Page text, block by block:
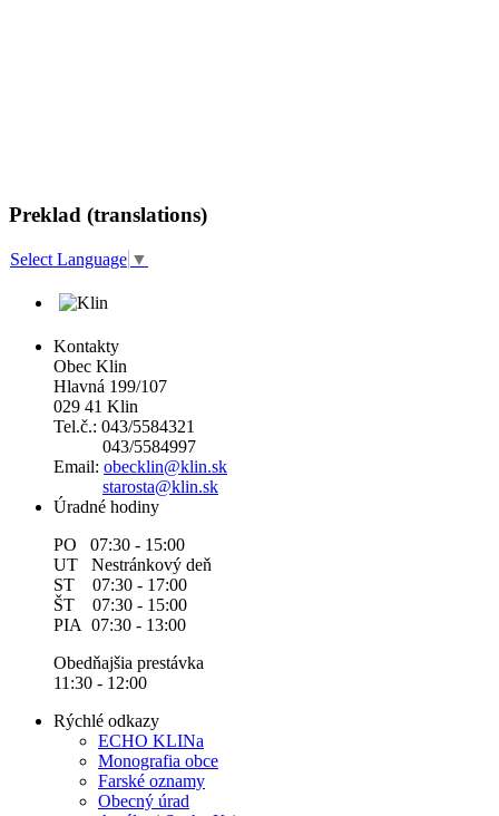
Preklad (translations)
Select Language ▼
Kontakty
Obec Klin
Hlavná 199/107
029 41 Klin
Tel.č.: 043/5584321
043/5584997
Email: obecklin@klin.sk
starosta@klin.sk
Úradné hodiny
PO 07:30 - 15:00
UT Nestránkový deň
ST 07:30 - 17:00
ŠT 07:30 - 15:00
PIA 07:30 - 13:00
Obedňajšia prestávka
11:30 - 12:00
Rýchlé odkazy
ECHO KLINa
Monografia obce
Farské oznamy
Obecný úrad